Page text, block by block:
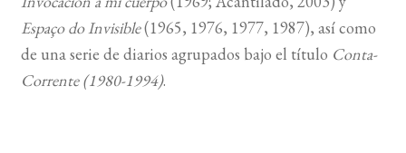
Espaço do Invisible(1965, 1976, 1977, 1987), así como
de una serie de diarios agrupados bajo el título Conta-
Corrente (1980-1994).